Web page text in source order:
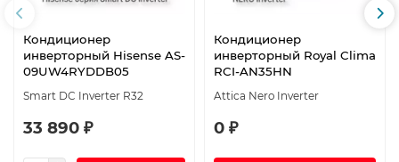
Кондиционер
инверторный Hisense AS-
09UW4RYDDB05
Smart DC Inverter R32
33 890 ₽
Кондиционер
инверторный Royal Clima
RCI-AN35HN
Attica Nero Inverter
0 ₽